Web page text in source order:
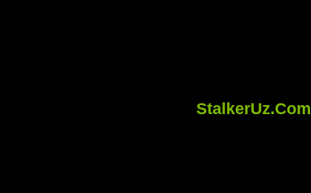
StalkerUz.Com